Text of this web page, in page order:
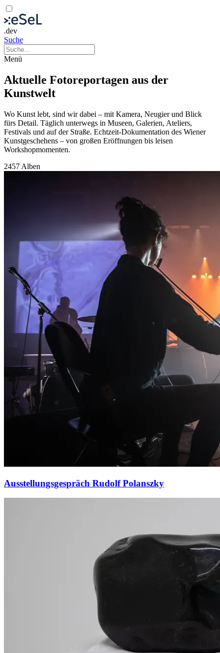
.dev
Suche
Menü
Aktuelle Fotoreportagen aus der
Kunstwelt
Wo Kunst lebt, sind wir dabei – mit Kamera, Neugier und Blick
fürs Detail. Täglich unterwegs in Museen, Galerien, Ateliers,
Festivals und auf der Straße. Echtzeit-Dokumentation des Wiener
Kunstgeschehens – von großen Eröffnungen bis leisen
Workshopmomenten.
2457 Alben
Ausstellungsgespräch Rudolf Polanszky